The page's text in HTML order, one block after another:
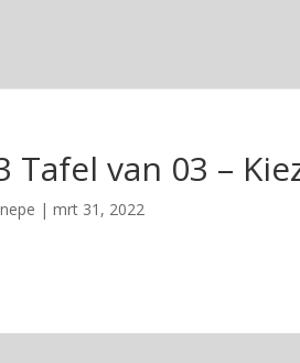
Tafel van 03 –
|mrt 31, 2022